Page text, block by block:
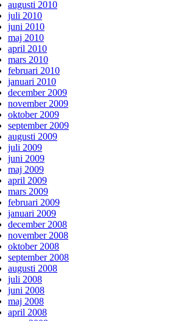
augusti 2010
juli 2010
juni 2010
maj 2010
april 2010
mars 2010
februari 2010
januari 2010
december 2009
november 2009
oktober 2009
september 2009
augusti 2009
juli 2009
juni 2009
maj 2009
april 2009
mars 2009
februari 2009
januari 2009
december 2008
november 2008
oktober 2008
september 2008
augusti 2008
juli 2008
juni 2008
maj 2008
april 2008